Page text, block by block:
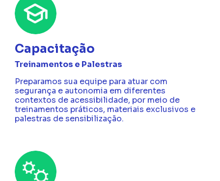
Capacitação
Treinamentos e Palestras
Preparamos sua equipe para atuar com
segurança e autonomia em diferentes
contextos de acessibilidade, por meio de
treinamentos práticos, materiais exclusivos e
palestras de sensibilização.